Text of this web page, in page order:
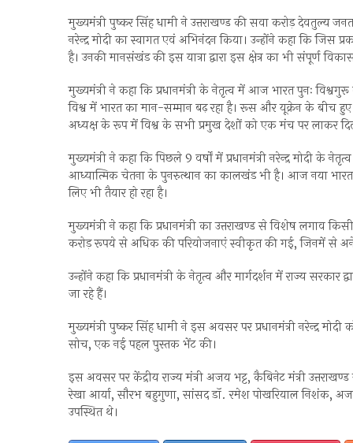
मुख्यमंत्री पुष्कर सिंह धामी ने उत्तराखण्ड की सवा करोड़ देवतुल्य
नरेन्द्र मोदी का स्वागत एवं अभिनंदन किया। उन्होंने कहा कि जिस
है। उनकी मानसंखंड की इस यात्रा द्वारा इस क्षेत्र का भी संपूर्ण विकास
मुख्यमंत्री ने कहा कि प्रधानमंत्री के नेतृत्व में आज भारत पुनः
विश्व में भारत का मान-सम्मान बढ़ रहा है। रूस और यूक्रेन के बीच
अध्यक्ष के रूप में विश्व के सभी प्रमुख देशों को एक मंच पर लाकर
मुख्यमंत्री ने कहा कि पिछले 9 वर्षों में प्रधानमंत्री नरेन्द्र मोदी के
आध्यात्मिक चेतना के पुनरुत्थान का कालखंड भी है। आज नया
लिए भी तैयार हो रहा है।
मुख्यमंत्री ने कहा कि प्रधानमंत्री का उत्तराखण्ड से विशेष लगाव
करोड़ रूपये से अधिक की परियोजनाएं स्वीकृत की गई, जिनमें से
उन्होंने कहा कि प्रधानमंत्री के नेतृत्व और मार्गदर्शन में राज्य
जा रहे हैं।
मुख्यमंत्री पुष्कर सिंह धामी ने इस अवसर पर प्रधानमंत्री नरेन्द्र
सोच, एक नई पहल पुस्तक भेंट की।
इस अवसर पर केंद्रीय राज्य मंत्री अजय भट्ट, कैबिनेट मंत्री
रेखा आर्या, सौरभ बहुगुणा, सांसद डॉ. रमेश पोखरियाल निशंक,
उपस्थित थे।